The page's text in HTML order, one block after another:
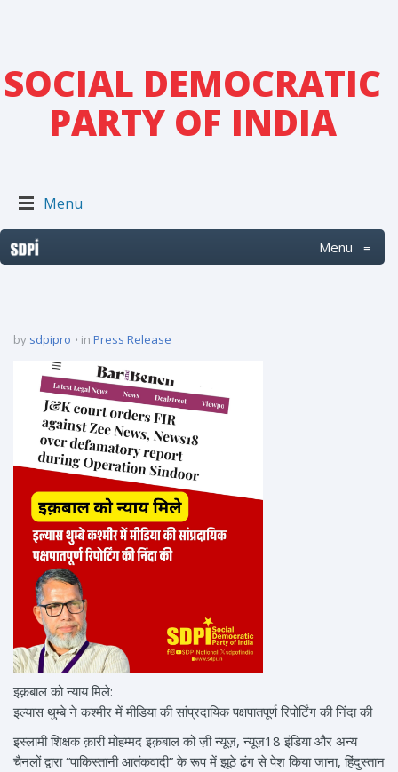
SOCIAL DEMOCRATIC
PARTY OF INDIA
Menu
Menu ≡
by sdpipro in Press Release
इक़बाल को न्याय मिले:
इल्यास थुम्बे ने कश्मीर में मीडिया की सांप्रदायिक पक्षपातपूर्ण रिपोर्टिंग की निंदा की
इस्लामी शिक्षक क़ारी मोहम्मद इक़बाल को ज़ी न्यूज़, न्यूज़18 इंडिया और अन्य
चैनलों द्वारा “पाकिस्तानी आतंकवादी” के रूप में झूठे ढंग से पेश किया जाना, हिंदुस्तान